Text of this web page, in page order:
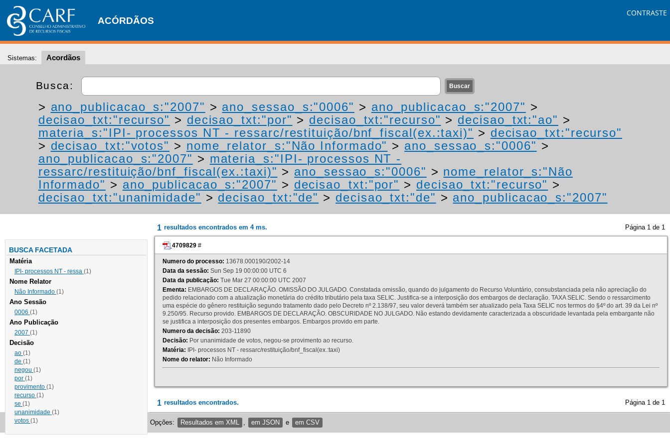
ACÓRDÃOS
CONTRASTE
Sistemas: Acordãos
Busca:
> ano_publicacao_s:"2007" > ano_sessao_s:"0006" > ano_publicacao_s:"2007" >
decisao_txt:"recurso" > decisao_txt:"por" > decisao_txt:"recurso" > decisao_txt:"ao" >
materia_s:"IPI- processos NT - ressarc/restituição/bnf_fiscal(ex.:taxi)" > decisao_txt:"recurso"
> decisao_txt:"votos" > nome_relator_s:"Não Informado" > ano_sessao_s:"0006" >
ano_publicacao_s:"2007" > materia_s:"IPI- processos NT -
ressarc/restituição/bnf_fiscal(ex.:taxi)" > ano_sessao_s:"0006" > nome_relator_s:"Não
Informado" > ano_publicacao_s:"2007" > decisao_txt:"por" > decisao_txt:"recurso" >
decisao_txt:"unanimidade" > decisao_txt:"de" > decisao_txt:"de" > ano_publicacao_s:"2007"
BUSCA FACETADA
Matéria
IPI- processos NT - ressa (1)
Nome Relator
Não Informado (1)
Ano Sessão
0006 (1)
Ano Publicação
2007 (1)
Decisão
ao (1)
de (1)
negou (1)
por (1)
provimento (1)
recurso (1)
se (1)
unanimidade (1)
votos (1)
1 resultados encontrados em 4 ms. Página 1 de 1
4709829 #
Numero do processo: 13678.000190/2002-14
Data da sessão: Sun Sep 19 00:00:00 UTC 6
Data da publicação: Tue Mar 27 00:00:00 UTC 2007
Ementa: EMBARGOS DE DECLARAÇÃO. OMISSÃO DO JULGADO. Constatada omissão, quando do julgamento do Recurso Voluntário, consubstanciada pela não apreciação do
pedido relacionado com a atualização monetária do crédito tributário pela taxa SELIC. Justifica-se a interposição dos embargos de declaração. TAXA SELIC. Sendo o ressarcimento
uma espécie do gênero restituição segundo tratamento dado pelo Decreto nº 2.138/97, seu valor deverá também ser atualizado pela Taxa SELIC nos termos do §4º do art. 39 da Lei nº
9.250/95. Recurso provido. EMBARGOS DE DECLARAÇÃO. OBSCURIDADE NO JULGADO. Não estando devidamente caracterizada a obscuridade levantada pela embargante não
se justifica a interposição dos presentes embargos. Embargos provido em parte.
Numero da decisão: 203-11890
Decisão: Por unanimidade de votos, negou-se provimento ao recurso.
Matéria: IPI- processos NT - ressarc/restituição/bnf_fiscal(ex.:taxi)
Nome do relator: Não Informado
1 resultados encontrados. Página 1 de 1
Opções: Resultados em XML em JSON e em CSV